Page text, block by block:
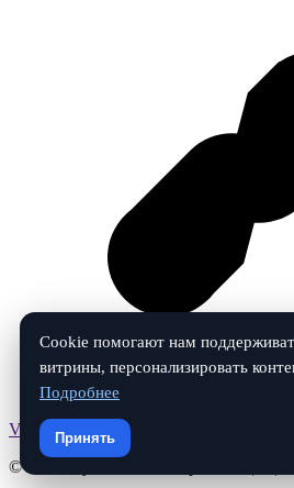
Vk
© 2026 ЗвукАвто. Все права
Cookie помогают нам
витрины, персонализировать
Подробнее
Принять